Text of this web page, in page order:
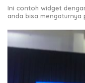
Ini contoh widget
anda bisa